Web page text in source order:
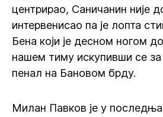
центрирао, Саничанин није
интервенисао па је лопта
Бена који је десном ногом
нашем тиму искупивши се
пенал на Бановом брду.
Милан Павков је у